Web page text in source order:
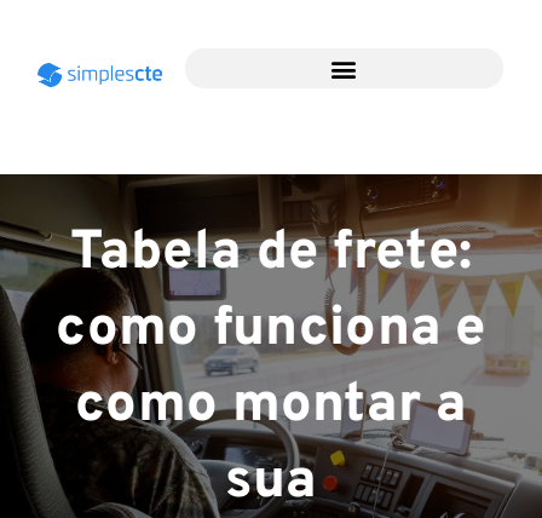
Tabela de frete:
como funciona e
como montar a
sua